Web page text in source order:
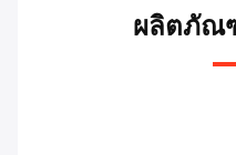
ผลิตภัณ